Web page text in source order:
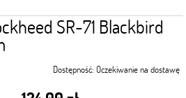
SR-71 Blackbird
Dostępność: Oczekiwanie na dostawę